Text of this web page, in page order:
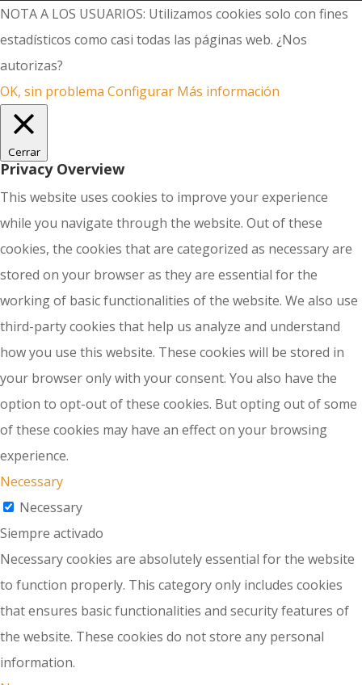
NOTA A LOS USUARIOS: Utilizamos cookies solo con fines
estadísticos como casi todas las páginas web. ¿Nos
autorizas?
OK, sin problema Configurar Más información
Cerrar
Privacy Overview
This website uses cookies to improve your experience
while you navigate through the website. Out of these
cookies, the cookies that are categorized as necessary are
stored on your browser as they are essential for the
working of basic functionalities of the website. We also use
third-party cookies that help us analyze and understand
how you use this website. These cookies will be stored in
your browser only with your consent. You also have the
option to opt-out of these cookies. But opting out of some
of these cookies may have an effect on your browsing
experience.
Necessary
Necessary
Siempre activado
Necessary cookies are absolutely essential for the website
to function properly. This category only includes cookies
that ensures basic functionalities and security features of
the website. These cookies do not store any personal
information.